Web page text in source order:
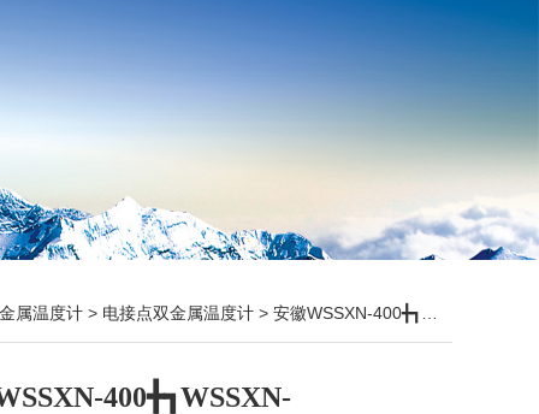
属温度计 > 电接点双金属温度计 > 安徽WSSXN-400╋┓WSSXN-401╋┓WSSXN-402耐震电接点双金属温度计价格
400╋┓WSSXN-